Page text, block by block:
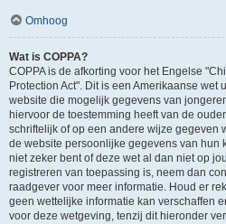
Omhoog
Wat is COPPA?
COPPA is de afkorting voor het Engelse
Protection Act". Dit is een Amerikaanse wet
website die mogelijk gegevens van
hiervoor de toestemming heeft van de
schriftelijk of op een andere wijze gegeven
de website persoonlijke gegevens van hun
niet zeker bent of deze wet al dan niet op
registreren van toepassing is, neem dan
raadgever voor meer informatie. Houd er
geen wettelijke informatie kan verschaffen
voor deze wetgeving, tenzij dit hieronder